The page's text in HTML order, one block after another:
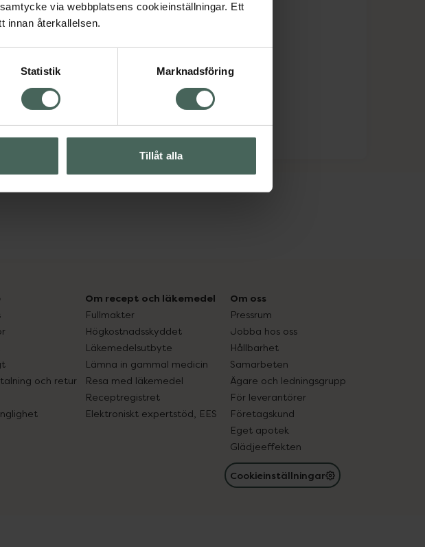
via webbplatsens cookieinställningar. Ett
innan återkallelsen.
Statistik Marknadsföring
Tillåt alla
och retur
Om recept och läkemedel
Fullmakter
Högkostnadsskyddet
Läkemedelsutbyte
Lämna in gammal medicin
Resa med läkemedel
Receptregistret
Elektroniskt expertstöd, EES
Om oss
Pressrum
Jobba hos oss
Hållbarhet
Samarbeten
Ägare och ledningsgrupp
För leverantörer
Företagskund
Eget apotek
Glädjeeffekten
Cookieinställningar